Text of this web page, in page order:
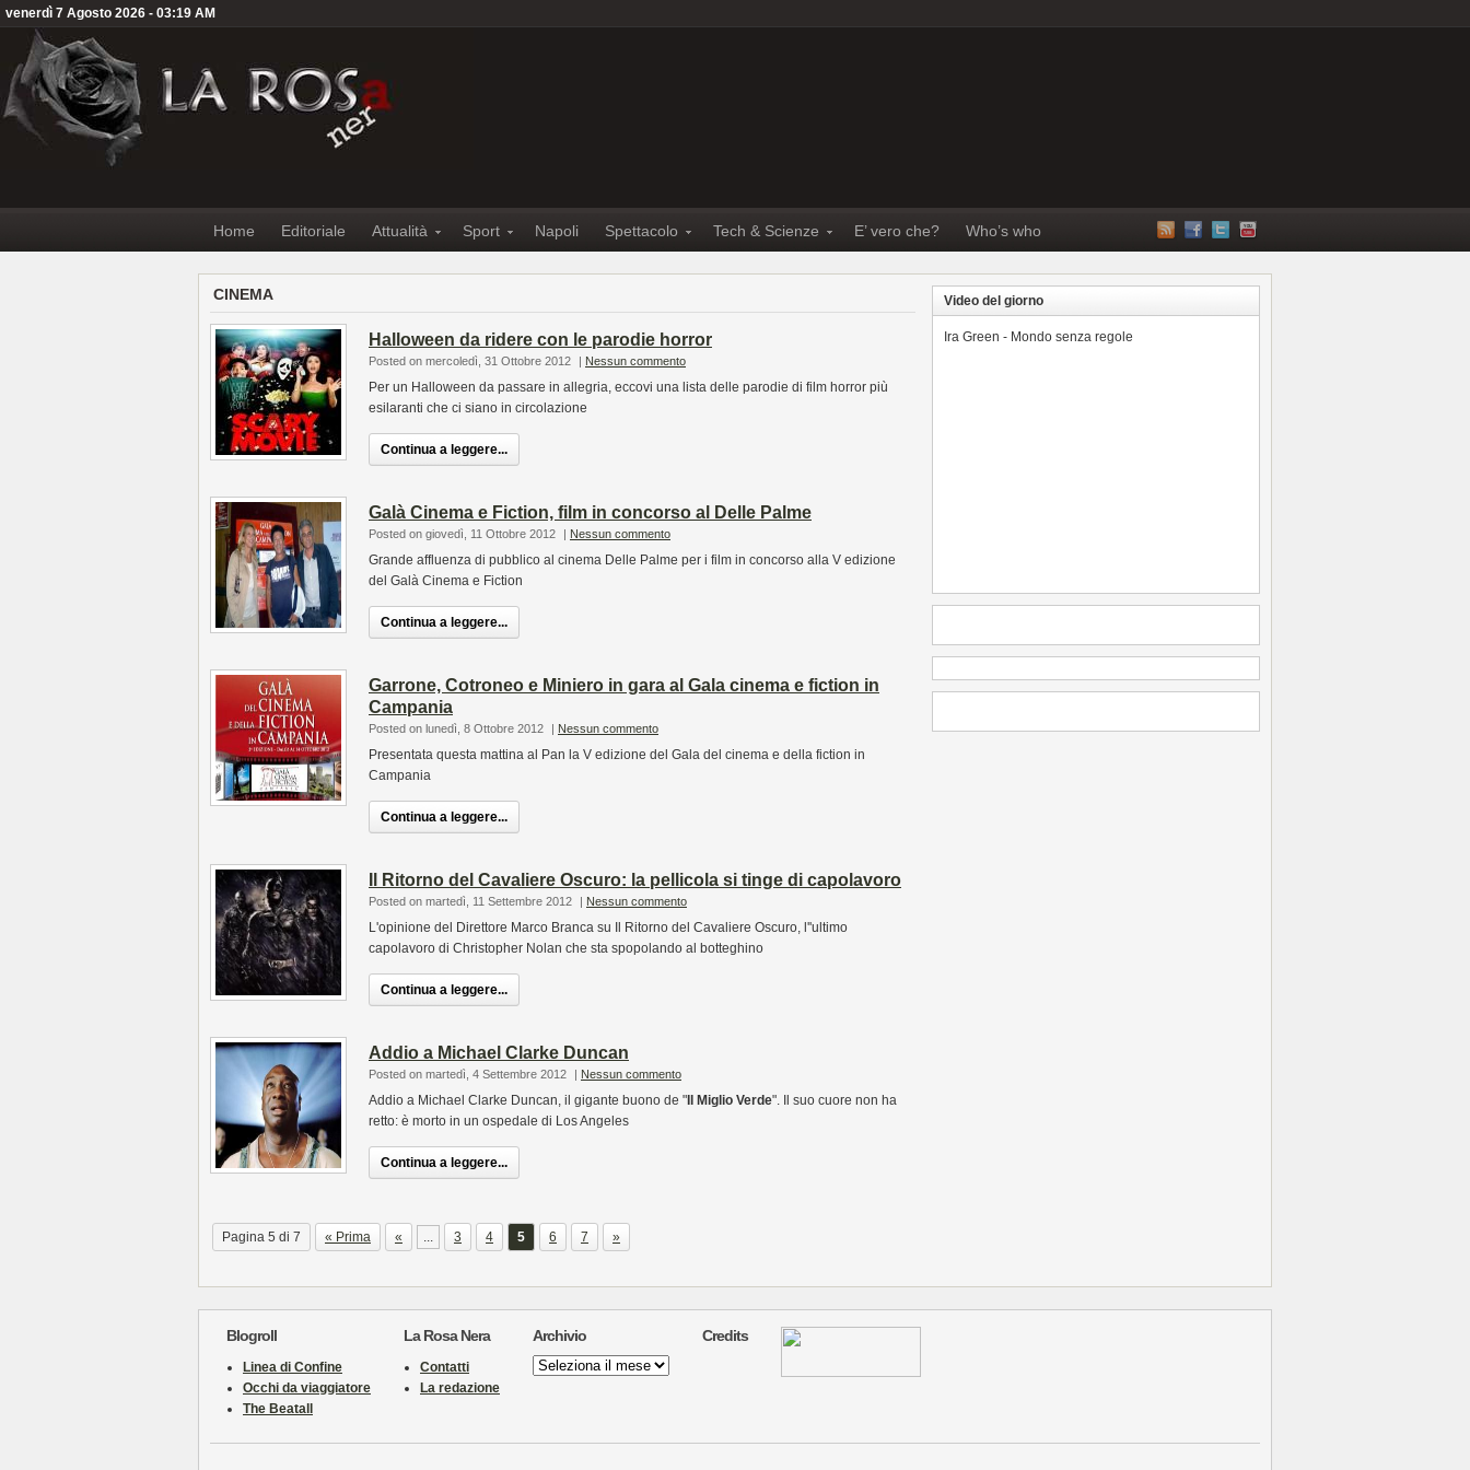
venerdì 7 Agosto 2026 - 03:19 AM
Home Editoriale Attualità Sport Napoli Spettacolo Tech & Scienze E’ vero che? Who’s who
CINEMA
Halloween da ridere con le parodie horror
Posted on mercoledì, 31 Ottobre 2012 | Nessun commento
Per un Halloween da passare in allegria, eccovi una lista delle parodie di film horror più
esilaranti che ci siano in circolazione
Continua a leggere...
Galà Cinema e Fiction, film in concorso al Delle Palme
Posted on giovedì, 11 Ottobre 2012 | Nessun commento
Grande affluenza di pubblico al cinema Delle Palme per i film in concorso alla V edizione
del Galà Cinema e Fiction
Continua a leggere...
Garrone, Cotroneo e Miniero in gara al Gala cinema e fiction in
Campania
Posted on lunedì, 8 Ottobre 2012 | Nessun commento
Presentata questa mattina al Pan la V edizione del Gala del cinema e della fiction in
Campania
Continua a leggere...
Il Ritorno del Cavaliere Oscuro: la pellicola si tinge di capolavoro
Posted on martedì, 11 Settembre 2012 | Nessun commento
L'opinione del Direttore Marco Branca su Il Ritorno del Cavaliere Oscuro, l''ultimo
capolavoro di Christopher Nolan che sta spopolando al botteghino
Continua a leggere...
Addio a Michael Clarke Duncan
Posted on martedì, 4 Settembre 2012 | Nessun commento
Addio a Michael Clarke Duncan, il gigante buono de " Il Miglio Verde". Il suo cuore non ha
retto: è morto in un ospedale di Los Angeles
Continua a leggere...
Pagina 5 di 7 « Prima « ... 3 4 5 6 7 »
Video del giorno
Ira Green - Mondo senza regole
Blogroll
Linea di Confine
Occhi da viaggiatore
The Beatall
La Rosa Nera
Contatti
La redazione
Archivio
Archivio
Credits